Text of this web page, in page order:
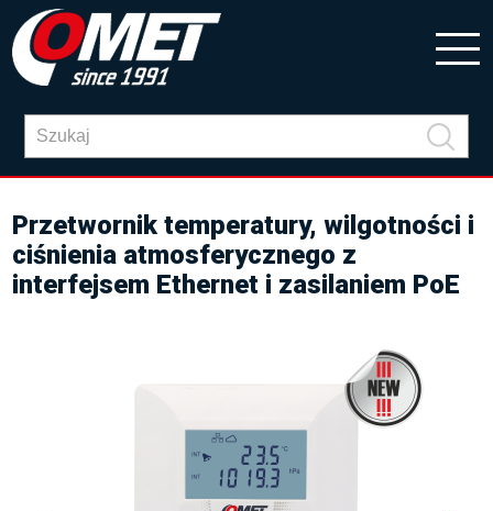
Przetwornik temperatury, wilgotności i
ciśnienia atmosferycznego z
interfejsem Ethernet i zasilaniem PoE